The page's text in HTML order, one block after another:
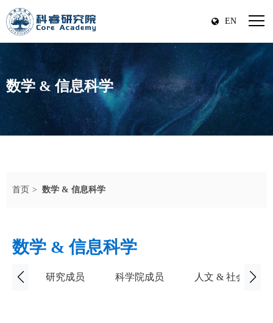
EN
数学 & 信息科学
首页 数学 & 信息科学
数学 & 信息科学
研究成员 科学院成员 人文 & 社会科学